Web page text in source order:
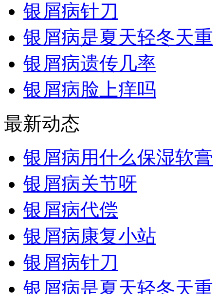
银屑病针刀
银屑病是夏天轻冬天重
银屑病遗传几率
银屑病脸上痒吗
最新动态
银屑病用什么保湿软膏
银屑病关节呀
银屑病代偿
银屑病康复小站
银屑病针刀
银屑病是夏天轻冬天重